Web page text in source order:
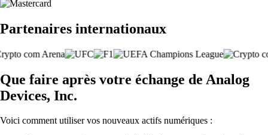
Partenaires internationaux
Que faire après votre échange de Analog
Devices, Inc.
Voici comment utiliser vos nouveaux actifs numériques :